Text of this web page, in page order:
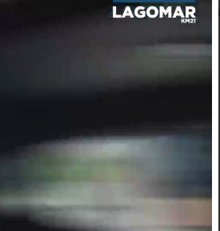
la Tahona, Carmel, La Tahona
la Villa El Tato y el Caif
lleva a que un
el Camino de Los Horneros
y entrada para dicha zona, lo
motociclistas y automovilistas,
tramos”.
para hacer algo , por lo que
que la Intendencia tome
una vía peatonal